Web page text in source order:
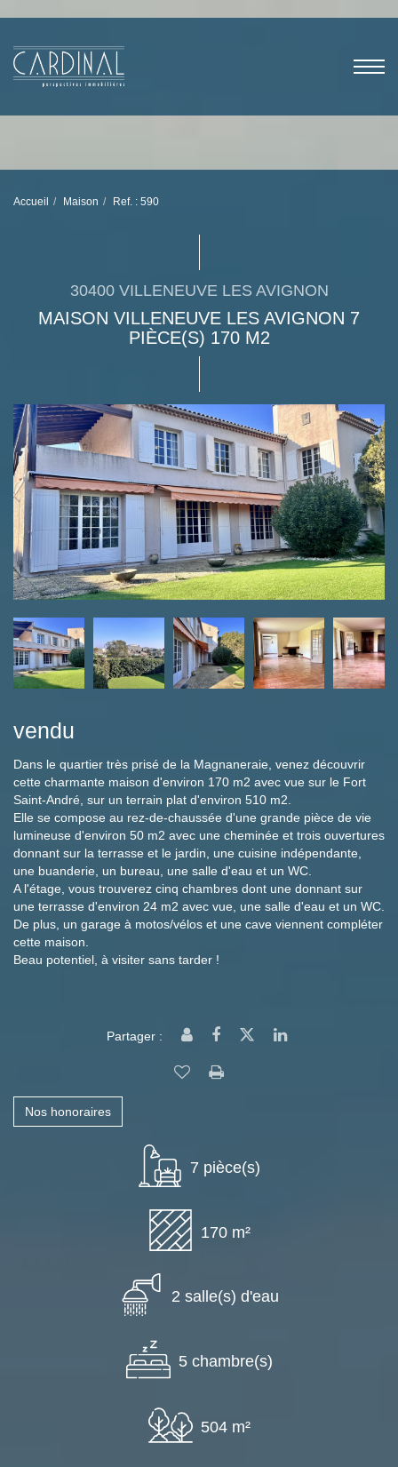
Accueil Maison Ref. : 590
30400 VILLENEUVE LES AVIGNON
MAISON VILLENEUVE LES AVIGNON 7
PIÈCE(S) 170 M2
vendu
Dans le quartier très prisé de la Magnaneraie, venez découvrir
cette charmante maison d'environ 170 m2 avec vue sur le Fort
Saint-André, sur un terrain plat d'environ 510 m2.
Elle se compose au rez-de-chaussée d'une grande pièce de vie
lumineuse d'environ 50 m2 avec une cheminée et trois ouvertures
donnant sur la terrasse et le jardin, une cuisine indépendante,
une buanderie, un bureau, une salle d'eau et un WC.
A l'étage, vous trouverez cinq chambres dont une donnant sur
une terrasse d'environ 24 m2 avec vue, une salle d'eau et un WC.
De plus, un garage à motos/vélos et une cave viennent compléter
cette maison.
Beau potentiel, à visiter sans tarder !
Partager :
Nos honoraires
7 pièce(s)
170 m²
2 salle(s) d'eau
5 chambre(s)
504 m²